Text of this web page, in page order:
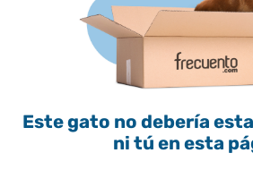
Este gato no debería
ni tú en esta